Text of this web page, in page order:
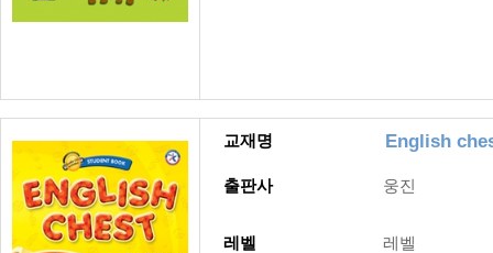
교재명 English
출판사 웅진
레벨 레벨